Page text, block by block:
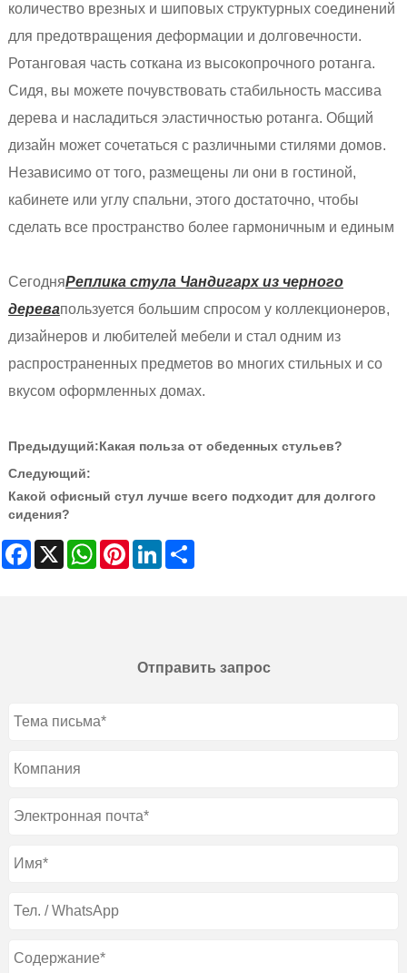
количество врезных и шиповых структурных соединений
для предотвращения деформации и долговечности.
Ротанговая часть соткана из высокопрочного ротанга.
Сидя, вы можете почувствовать стабильность массива
дерева и насладиться эластичностью ротанга. Общий
дизайн может сочетаться с различными стилями домов.
Независимо от того, размещены ли они в гостиной,
кабинете или углу спальни, этого достаточно, чтобы
сделать все пространство более гармоничным и единым‌
СегодняРеплика стула Чандигарх из черного
деревапользуется большим спросом у коллекционеров,
дизайнеров и любителей мебели и стал одним из
распространенных предметов во многих стильных и со
вкусом оформленных домах.
Предыдущий:Какая польза от обеденных стульев?
Следующий:
Какой офисный стул лучше всего подходит для долгого
сидения?
Facebook
X WhatsAppPinterestLinkedIn
Отправить запрос